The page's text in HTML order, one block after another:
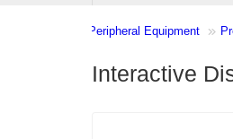
Peripheral Equipment
Interactive